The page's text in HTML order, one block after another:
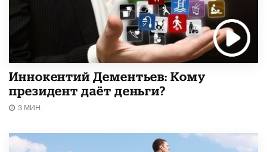
Иннокентий Дементьев: Кому
президент даёт деньги?
3 МИН.